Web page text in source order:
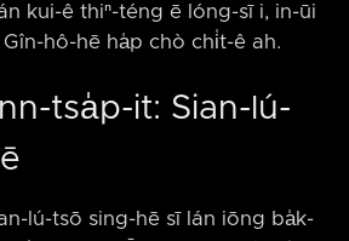
kui-ê thiⁿ-téng ē lóng-sī i, in-ūi
hô-hē ha̍p chò chi̍t-ê ah.
tsa̍p-it: Sian-lú-
lú-tsō sing-hē sī lán iōng ba̍k-